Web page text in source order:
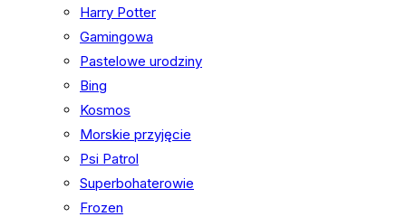
Harry Potter
Gamingowa
Pastelowe urodziny
Bing
Kosmos
Morskie przyjęcie
Psi Patrol
Superbohaterowie
Frozen